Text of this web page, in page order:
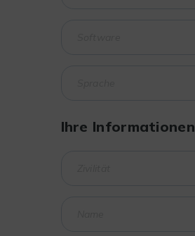
Ihre Informationen